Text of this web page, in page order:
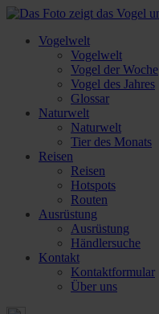
Vogelwelt
Vogelwelt
Vogel der Woche
Vogel des Jahres
Glossar
Naturwelt
Naturwelt
Tier des Monats
Reisen
Reisen
Hotspots
Routen
Ausrüstung
Ausrüstung
Händlersuche
Kontakt
Kontaktformular
Über uns